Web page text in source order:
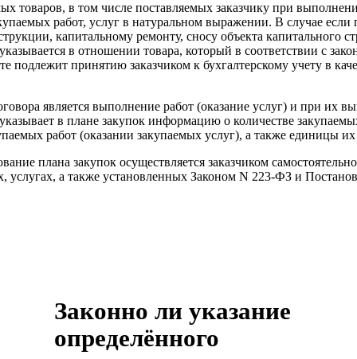
товаров, в том числе поставляемых заказчику при
работ, услуг в натуральном выражении. В случае если
капитальному ремонту, сносу объекта капитального
в отношении товара, который в соответствии с
подлежит принятию заказчиком к бухгалтерскому учету в
является выполнение работ (оказание услуг) и при их
в плане закупок информацию о количестве
работ (оказании закупаемых услуг), а также единицы
плана закупок осуществляется заказчиком
услугах, а также установленных Законом N 223-ФЗ и
Законно ли указание
определённого